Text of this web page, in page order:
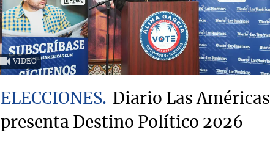
VIDEO
ELECCIONES
Diario Las Américas
presenta Destino Político 2026